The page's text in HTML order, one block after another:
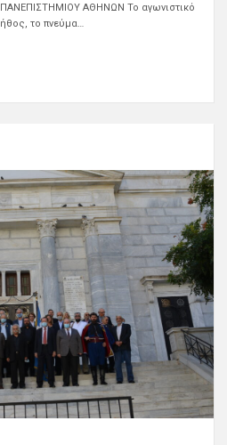
ΠΑΝΕΠΙΣΤΗΜΙΟΥ ΑΘΗΝΩΝ Το αγωνιστικό
ήθος, το πνεύμα…